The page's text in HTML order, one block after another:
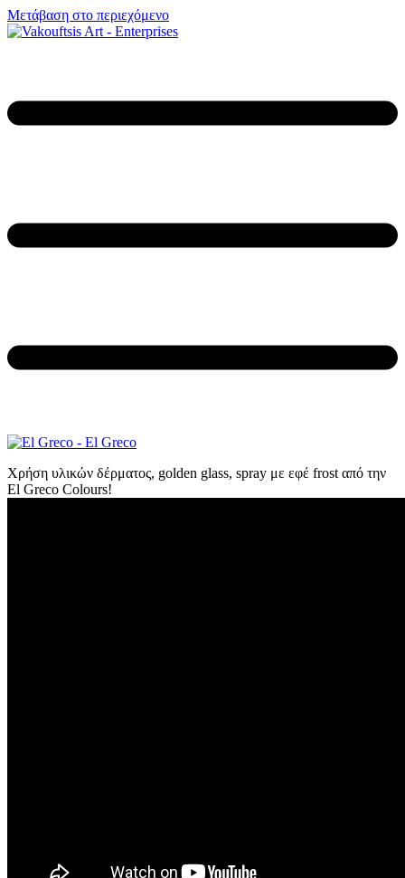
Μετάβαση στο περιεχόμενο
Χρήση υλικών δέρματος, golden glass, spray με εφέ frost από την
El Greco Colours!